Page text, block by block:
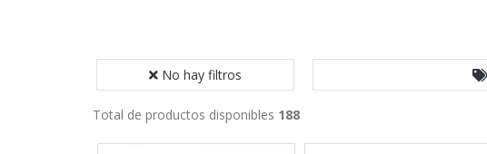
No hay filtros
Total de productos disponibles 188